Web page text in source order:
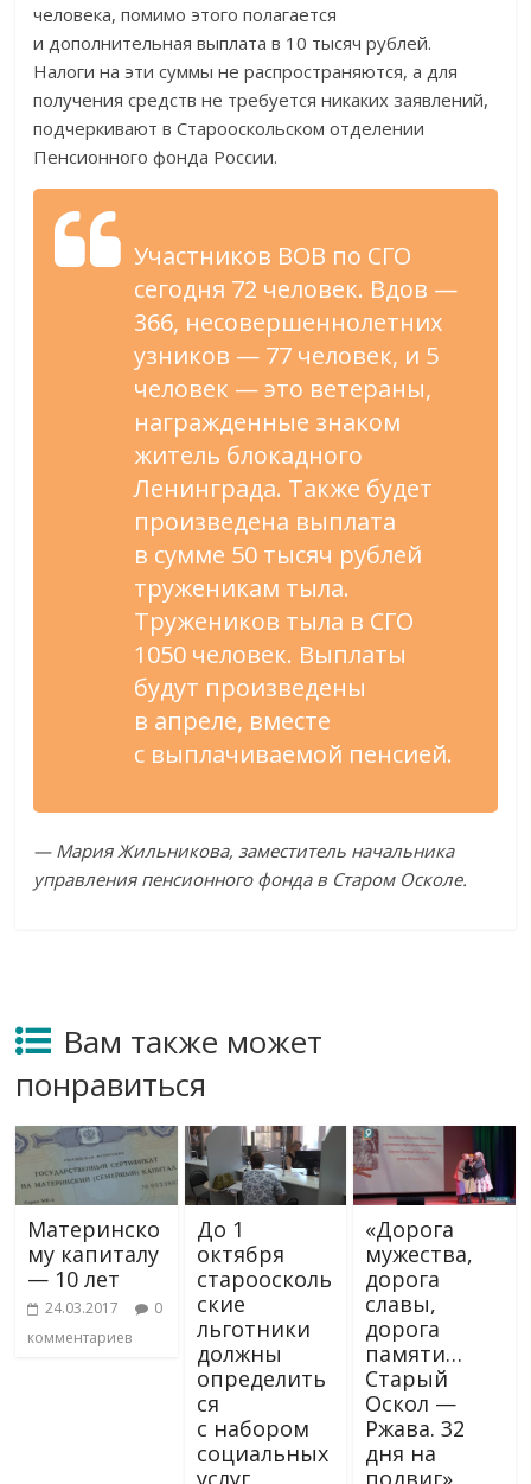
человека, помимо этого полагается
и дополнительная выплата в 10 тысяч рублей.
Налоги на эти суммы не распространяются, а для
получения средств не требуется никаких заявлений,
подчеркивают в Старооскольском отделении
Пенсионного фонда России.
Участников ВОВ по СГО
сегодня 72 человек. Вдов —
366, несовершеннолетних
узников — 77 человек, и 5
человек — это ветераны,
награжденные знаком
житель блокадного
Ленинграда. Также будет
произведена выплата
в сумме 50 тысяч рублей
труженикам тыла.
Тружеников тыла в СГО
1050 человек. Выплаты
будут произведены
в апреле, вместе
с выплачиваемой пенсией.
— Мария Жильникова, заместитель начальника
управления пенсионного фонда в Старом Осколе.
Вам также может
понравиться
Материнско
му капиталу
— 10 лет
24.03.2017
0
комментариев
До 1
октября
староосколь
ские
льготники
должны
определить
ся
с набором
социальных
услуг
«Дорога
мужества,
дорога
славы,
дорога
памяти…
Старый
Оскол —
Ржава. 32
дня на
подвиг»